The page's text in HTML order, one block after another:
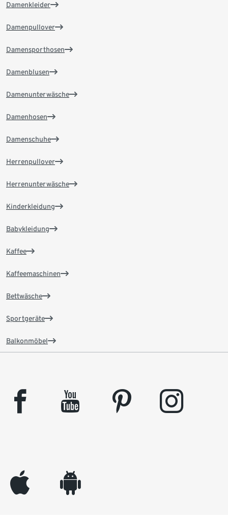
Damenkleider
Damenpullover
Damensporthosen
Damenblusen
Damenunterwäsche
Damenhosen
Damenschuhe
Herrenpullover
Herrenunterwäsche
Kinderkleidung
Babykleidung
Kaffee
Kaffeemaschinen
Bettwäsche
Sportgeräte
Balkonmöbel
facebook youtube pinterest instagram
appleinc android